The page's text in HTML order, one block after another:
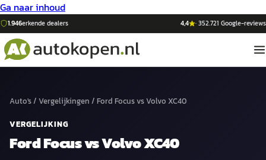
Ga naar inhoud
1.946erkende dealers 4,4 ·352.721 Google-reviews
Auto's/ Vergelijkingen / Ford FocusvsVolvo XC40
VERGELIJKING
Ford FocusvsVolvo XC40